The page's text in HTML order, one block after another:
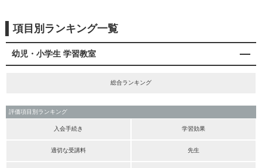
項目別ランキング一覧
幼児・小学生 学習教室
総合ランキング
評価項目別ランキング
入会手続き 学習効果
適切な受講料 先生